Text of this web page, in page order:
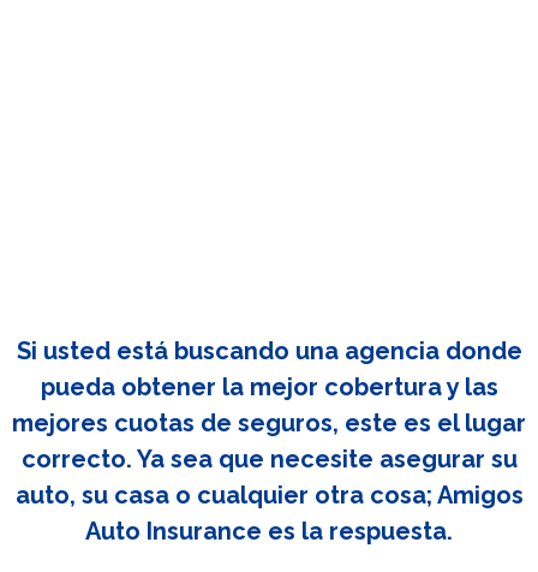
Si usted está buscando una agencia donde
pueda obtener la mejor cobertura y las
mejores cuotas de seguros, este es el lugar
correcto. Ya sea que necesite asegurar su
auto, su casa o cualquier otra cosa; Amigos
Auto Insurance es la respuesta.